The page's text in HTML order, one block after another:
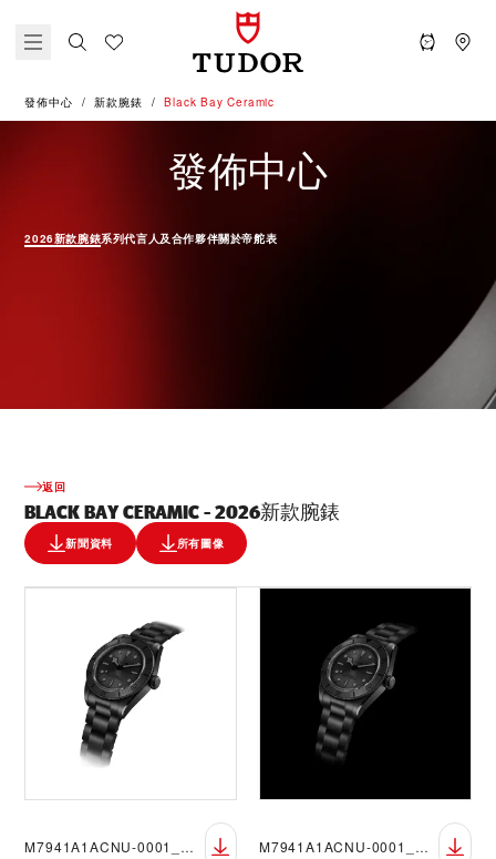
發佈中心 新款腕錶 Black Bay Ceramic
發佈中心新款腕錶
2026新款腕錶系列代言人及合作夥伴關於帝舵表
返回
BLACK BAY CERAMIC - 2026新款腕錶
新聞資料 所有圖像
M7941A1ACNU-0001_DET_sRGB_BGW M7941A1ACNU-0001_DET_sRGB_BGB